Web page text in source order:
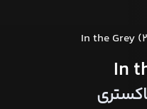
In